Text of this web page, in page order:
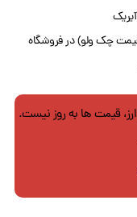
چک ولو) در فروشگاه
قیمت ها به روز نیست.